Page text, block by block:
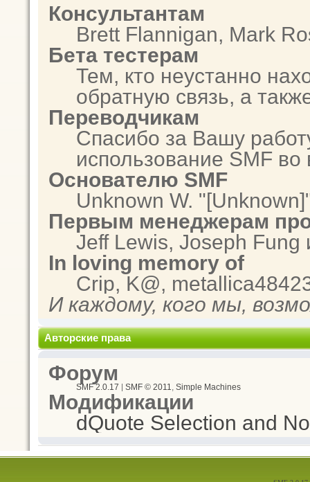
Консультантам
Brett Flannigan, Mark
Бета тестерам
Тем, кто неустанно
обратную связь, а
Переводчикам
Спасибо за Вашу
использование SMF
Основателю SMF
Unknown W.
Первым менеджерам
Jeff Lewis, Joseph Fung
In loving memory of
Crip, K@,
И каждому, кого мы,
Авторские права
Форум
SMF 2.0.17 SMF © 2011, Simple Machines
Модификации
dQuote Selection and